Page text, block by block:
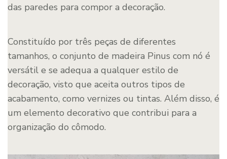
das paredes para compor a decoração.
Constituído por três peças de diferentes
tamanhos, o conjunto de madeira Pinus com nó é
versátil e se adequa a qualquer estilo de
decoração, visto que aceita outros tipos de
acabamento, como vernizes ou tintas. Além disso, é
um elemento decorativo que contribui para a
organização do cômodo.